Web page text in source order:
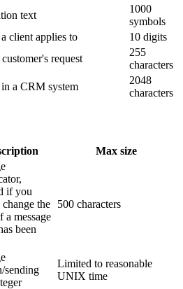
text
1000
symbols
client applies to
10 digits
request
255
characters
a CRM system
2048
characters
Max size
if you
the
a message
been
500 characters
sending
Limited to reasonable
UNIX time